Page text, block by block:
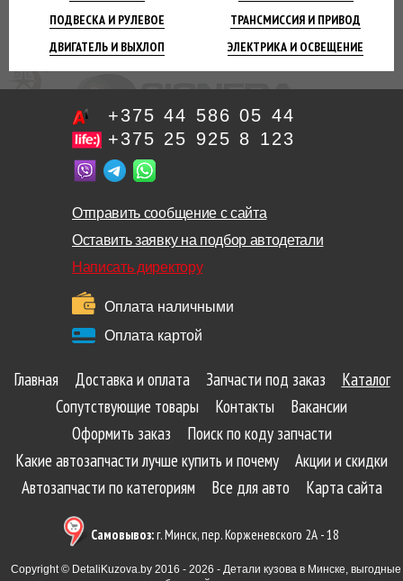
ПОДВЕСКА И РУЛЕВОЕ ТРАНСМИССИЯ И ПРИВОД
ДВИГАТЕЛЬ И ВЫХЛОП ЭЛЕКТРИКА И ОСВЕЩЕНИЕ
+375 44 586 05 44
+375 25 925 8 123
Отправить сообщение с сайта
Оставить заявку на подбор автодетали
Написать директору
Оплата наличными
Оплата картой
Главная Доставка и оплата Запчасти под заказ
Каталог
Сопутствующие товары
Контакты
Вакансии
Оформить заказ
Поиск по коду запчасти
Какие автозапчасти лучше купить и почему
Акции и скидки
Автозапчасти по категориям
Все для авто Карта сайта
Самовывоз:г. Минск, пер. Корженевского 2А - 18
Copyright © DetaliKuzova.by 2016 - 2026 - Детали кузова в Минске, выгодные